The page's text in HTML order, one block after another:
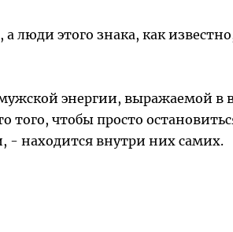
люди этого знака, как
энергии, выражаемой в
чтобы просто
- находится внутри них самих.